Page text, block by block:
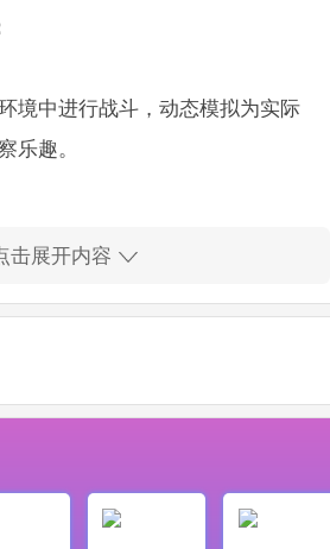
境中进行战斗，动态模拟为实际
乐趣。
的角色，每个角色都有独特的技
战斗体验。
击角度进行战斗，增加了战斗过
击展开内容